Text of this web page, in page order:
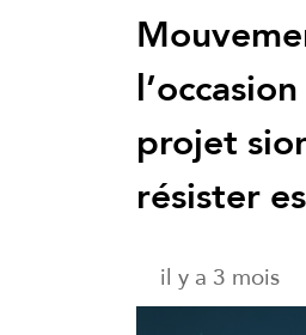
projet
résister
il y a 3 mois